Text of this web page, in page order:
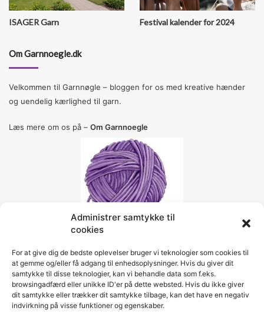
Administrer samtykke til
cookies
For at give dig de bedste oplevelser bruger vi teknologier som cookies til
at gemme og/eller få adgang til enhedsoplysninger. Hvis du giver dit
samtykke til disse teknologier, kan vi behandle data som f.eks.
browsingadfærd eller unikke ID'er på dette websted. Hvis du ikke giver
dit samtykke eller trækker dit samtykke tilbage, kan det have en negativ
indvirkning på visse funktioner og egenskaber.
ISAGER Garn Festival kalender for 2024
Om Garnnoegle.dk
Velkommen til Garnnøgle – bloggen for os med kreative hænder
og uendelig kærlighed til garn.
Læs mere om os på – Om Garnnoegle
Social
FacebookPinterestInstagram